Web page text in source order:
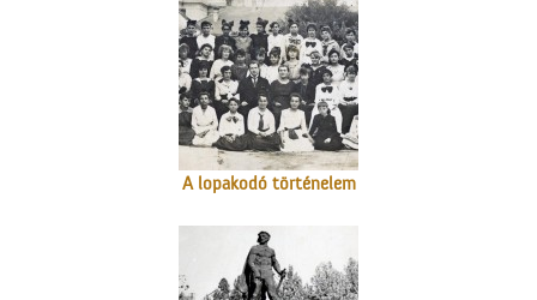
A lopakodó történelem